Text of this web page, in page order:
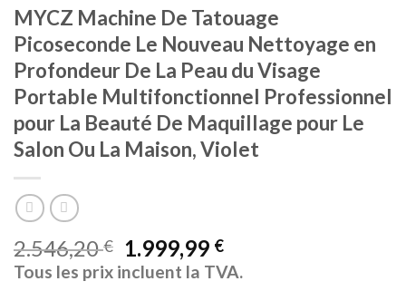
MYCZ Machine De Tatouage
Picoseconde Le Nouveau Nettoyage en
Profondeur De La Peau du Visage
Portable Multifonctionnel Professionnel
pour La Beauté De Maquillage pour Le
Salon Ou La Maison, Violet
2.546,20€ 1.999,99 €
Tous les prix incluent la TVA.